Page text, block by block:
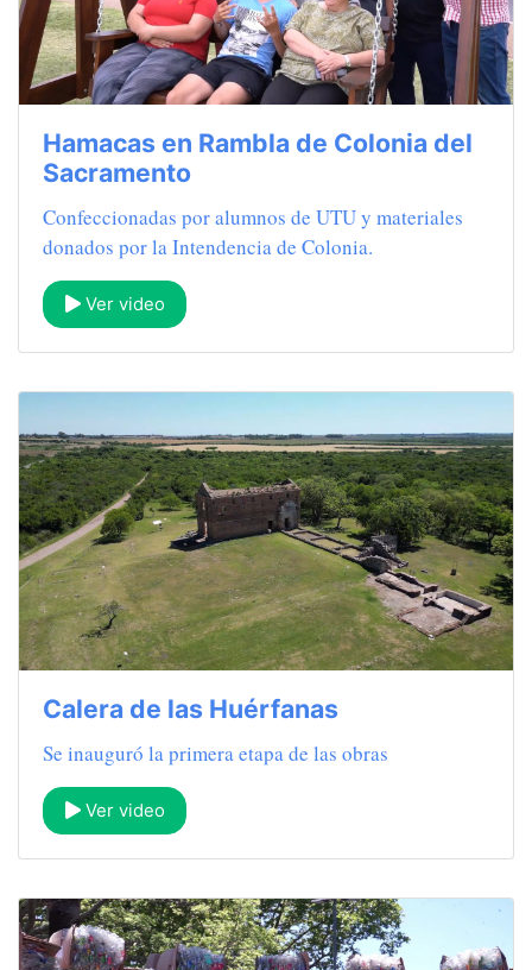
Hamacas en Rambla de Colonia del
Sacramento
Confeccionadas por alumnos de UTU y materiales
donados por la Intendencia de Colonia.
Ver video
Calera de las Huérfanas
Se inauguró la primera etapa de las obras
Ver video